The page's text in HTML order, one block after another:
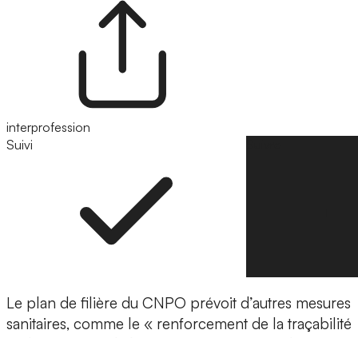
interprofession
Suivi
Le plan de filière du CNPO prévoit d’autres mesures
sanitaires, comme le « renforcement de la traçabilité